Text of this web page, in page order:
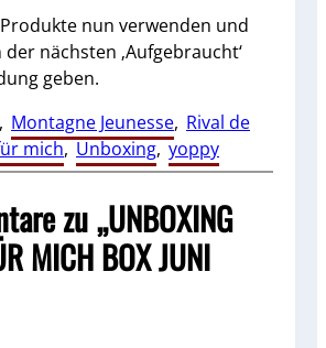
nun verwenden und
nächsten ‚Aufgebraucht‘
geben.
, Montagne Jeunesse, Rival de
mich, Unboxing, yoppy
zu „UNBOXING
MICH BOX JUNI